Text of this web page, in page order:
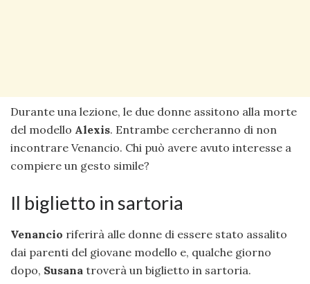
Durante una lezione, le due donne assitono alla morte
del modello Alexis. Entrambe cercheranno di non
incontrare Venancio. Chi può avere avuto interesse a
compiere un gesto simile?
Il biglietto in sartoria
Venancio riferirà alle donne di essere stato assalito
dai parenti del giovane modello e, qualche giorno
dopo, Susana troverà un biglietto in sartoria.